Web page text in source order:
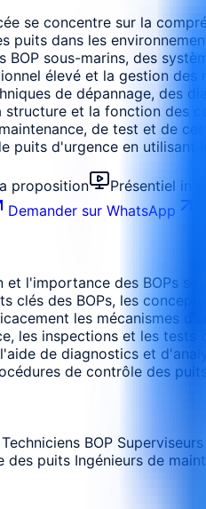
se concentre sur la
puits dans les
sous-marins, des
élevé et la gestion
de dépannage, des
structure et la fonction des
de test et de
puits d'urgence en utilisant
proposition Présentiel
Demander sur WhatsApp
l'importance des BOPs
clés des BOPs, les
les mécanismes
les inspections et les tests
de diagnostics et
de contrôle des
BOP
des puits Ingénieurs de